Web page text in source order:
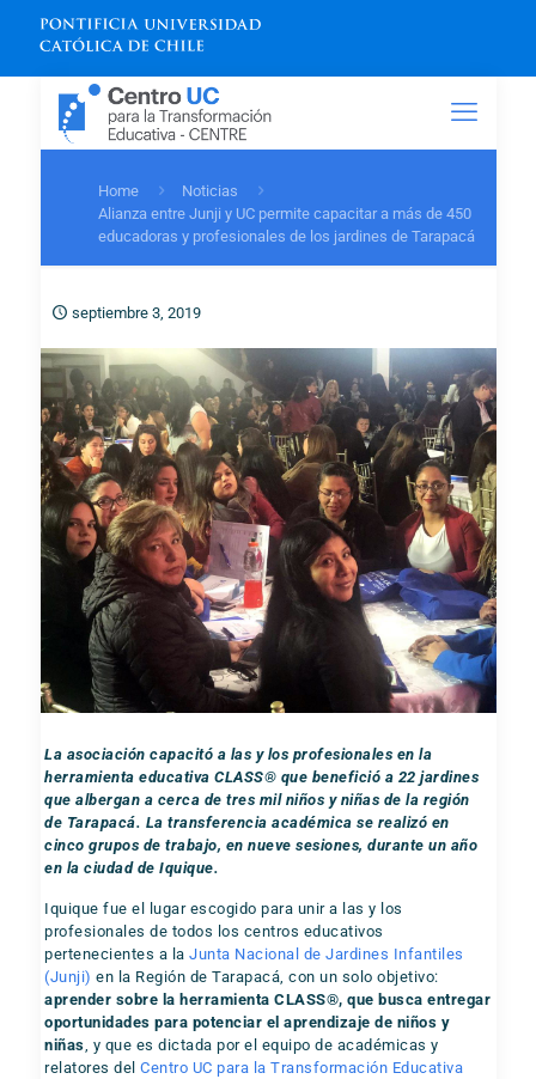
Home
Noticias
Alianza entre Junji y UC permite capacitar a más de 450
educadoras y profesionales de los jardines de Tarapacá
septiembre 3, 2019
La asociación capacitó a las y los profesionales en la
herramienta educativa CLASS® que benefició a 22 jardines
que albergan a cerca de tres milniños y niñas de la región
de Tarapacá. La transferencia académica se realizó en
cinco grupos de trabajo, en nueve sesiones, durante un año
en la ciudad de Iquique.
Iquique fue el lugar escogido para unir a las y los
profesionales de todos los centros educativos
pertenecientes a laJunta Nacional de Jardines Infantiles
(Junji) en la Región de Tarapacá, con un solo objetivo:
aprender sobre la herramienta CLASS®, que busca entregar
oportunidades para potenciar el aprendizaje de niños y
niñas , y que es dictada por el equipo de académicas y
relatores delCentro UC para la Transformación Educativa